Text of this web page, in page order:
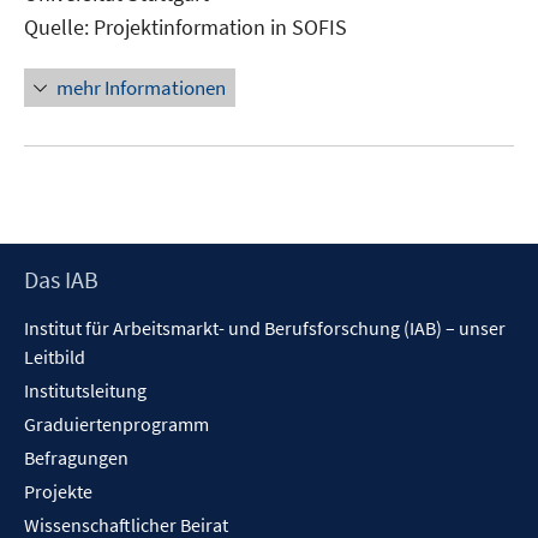
Quelle: Projektinformation in SOFIS
mehr Informationen
Footer
Das IAB
Institut für Arbeitsmarkt- und Berufsforschung (IAB) – unser
Leitbild
Institutsleitung
Graduiertenprogramm
Befragungen
Projekte
Wissenschaftlicher Beirat